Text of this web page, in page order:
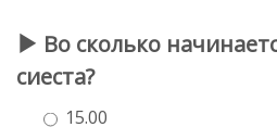
Во сколько
сиеста?
15.00